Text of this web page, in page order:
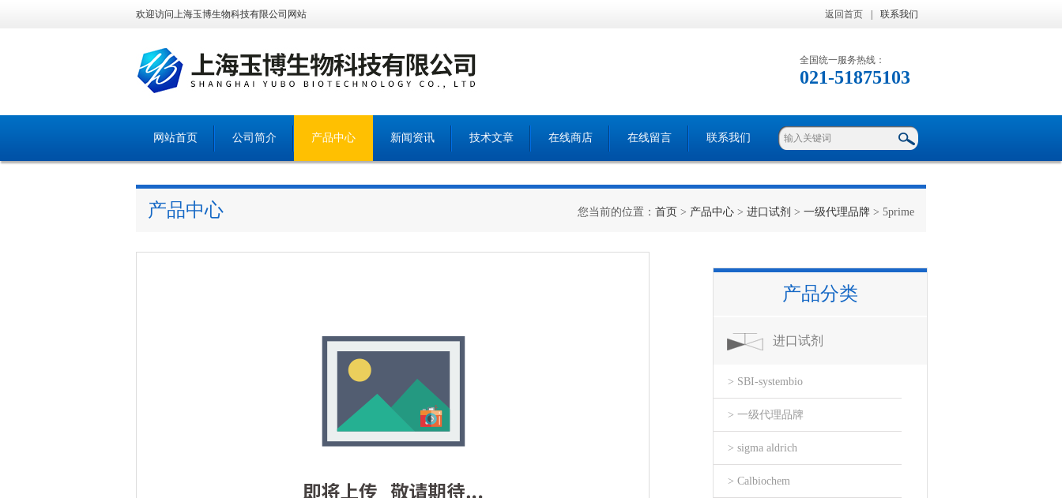
欢迎访问上海玉博生物科技有限公司网站 返回首页 联系我们
全国统一服务热线：
021-51875103
网站首页 公司简介 产品中心 新闻资讯 技术文章 在线商店 在线留言 联系我们
产品中心 您当前的位置： 首页 > 产品中心 > 进口试剂 > 一级代理品牌 > 5prime
产品分类
进口试剂
> SBI-systembio
> 一级代理品牌
> sigma aldrich
> Calbiochem